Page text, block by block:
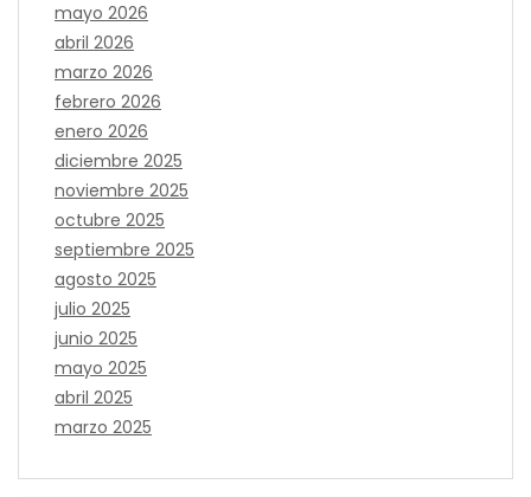
mayo 2026
abril 2026
marzo 2026
febrero 2026
enero 2026
diciembre 2025
noviembre 2025
octubre 2025
septiembre 2025
agosto 2025
julio 2025
junio 2025
mayo 2025
abril 2025
marzo 2025